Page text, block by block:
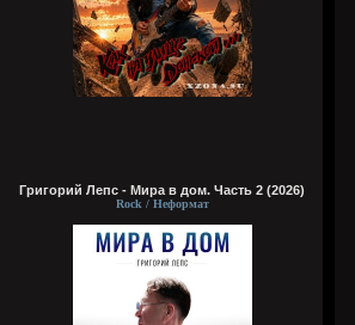
Григорий Лепс - Мира в дом. Часть 2 (2026)
Rock / Неформат